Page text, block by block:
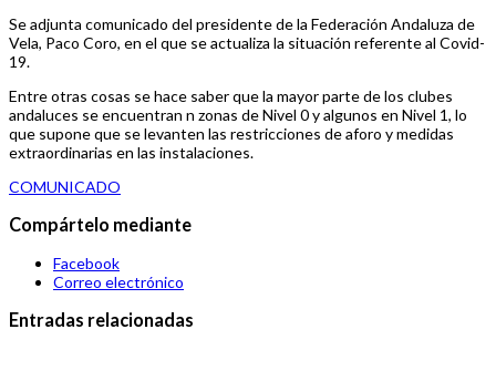
Se adjunta comunicado del presidente de la Federación Andaluza de
Vela, Paco Coro, en el que se actualiza la situación referente al Covid-
19.
Entre otras cosas se hace saber que la mayor parte de los clubes
andaluces se encuentran n zonas de Nivel 0 y algunos en Nivel 1, lo
que supone que se levanten las restricciones de aforo y medidas
extraordinarias en las instalaciones.
COMUNICADO
Compártelo mediante
Facebook
Correo electrónico
Entradas relacionadas